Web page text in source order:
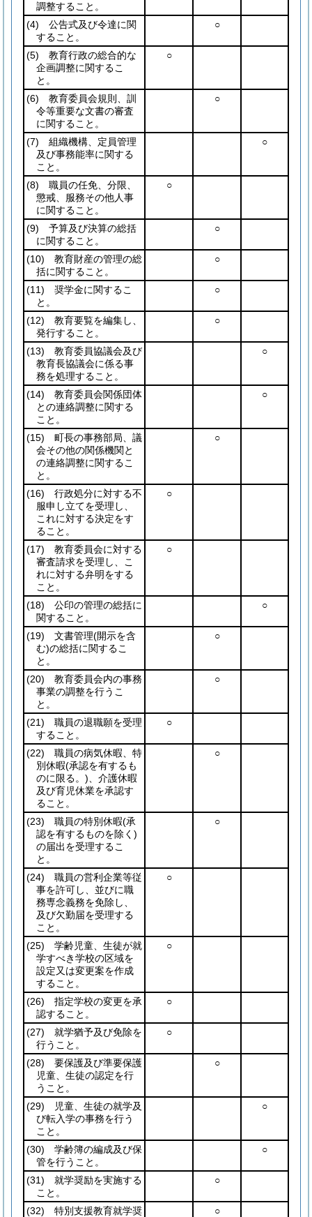
調整すること。
(4) 公告式及び令達に関
すること。
○
(5) 教育行政の総合的な
企画調整に関するこ
と。
○
(6) 教育委員会規則、訓
令等重要な文書の審査
に関すること。
○
(7) 組織機構、定員管理
及び事務能率に関する
こと。
○
(8) 職員の任免、分限、
懲戒、服務その他人事
に関すること。
○
(9) 予算及び決算の総括
に関すること。
○
(10) 教育財産の管理の総
括に関すること。
○
(11) 奨学金に関するこ
と。
○
(12) 教育要覧を編集し、
発行すること。
○
(13) 教育委員協議会及び
教育長協議会に係る事
務を処理すること。
○
(14) 教育委員会関係団体
との連絡調整に関する
こと。
○
(15) 町長の事務部局、議
会その他の関係機関と
の連絡調整に関するこ
と。
○
(16) 行政処分に対する不
服申し立てを受理し、
これに対する決定をす
ること。
○
(17) 教育委員会に対する
審査請求を受理し、こ
れに対する弁明をする
こと。
○
(18) 公印の管理の総括に
関すること。
○
(19) 文書管理(開示を含
む)の総括に関するこ
と。
○
(20) 教育委員会内の事務
事業の調整を行うこ
と。
○
(21) 職員の退職願を受理
すること。
○
(22) 職員の病気休暇、特
別休暇(承認を有するも
のに限る。) 、介護休暇
及び育児休業を承認す
ること。
○
(23) 職員の特別休暇(承
認を有するものを除く)
の届出を受理するこ
と。
○
(24) 職員の営利企業等従
事を許可し、並びに職
務専念義務を免除し、
及び欠勤届を受理する
こと。
○
(25) 学齢児童、生徒が就
学すべき学校の区域を
設定又は変更案を作成
すること。
○
(26) 指定学校の変更を承
認すること。
○
(27) 就学猶予及び免除を
行うこと。
○
(28) 要保護及び準要保護
児童、生徒の認定を行
うこと。
○
(29) 児童、生徒の就学及
び転入学の事務を行う
こと。
○
(30) 学齢簿の編成及び保
管を行うこと。
○
(31) 就学奨励を実施する
こと。
○
(32) 特別支援教育就学奨 ○